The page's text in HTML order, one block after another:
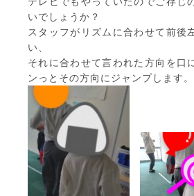
いでしょうか？
スタッフがリズムに合わせて前後
い、
それに合わせて言われた方向を口
ンっとその方向にジャンプします。